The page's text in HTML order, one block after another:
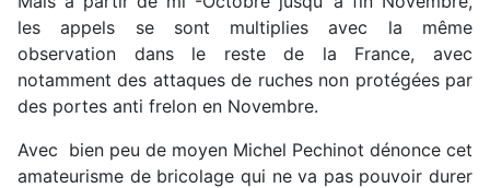
les appels se sont multiplies avec la même
observation dans le reste de la France, avec
notamment des attaques de ruches non protégées par
des portes anti frelon en Novembre.
Avec bien peu de moyen Michel Pechinot dénonce cet
amateurisme de bricolage qui ne va pas pouvoir durer